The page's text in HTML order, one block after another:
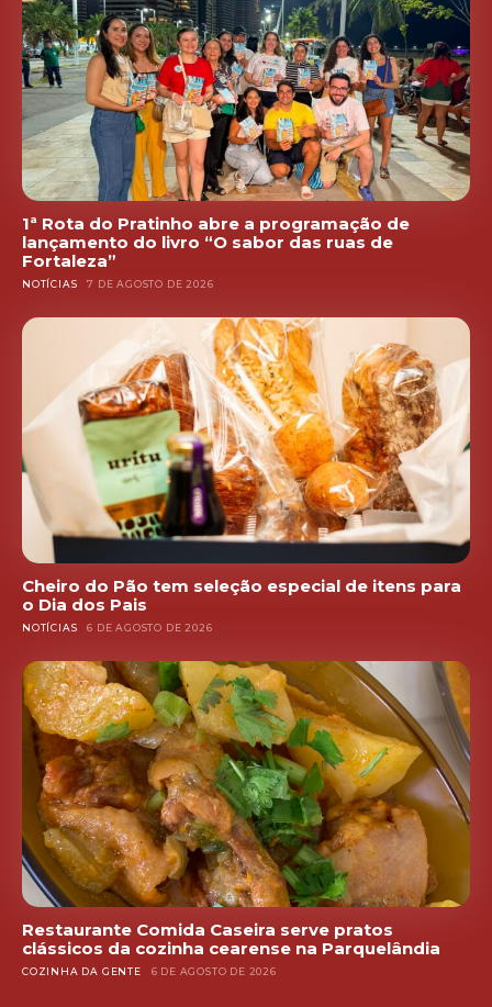
1ª Rota do Pratinho abre a programação de
lançamento do livro “O sabor das ruas de
Fortaleza”
NOTÍCIAS 7 DE AGOSTO DE 2026
Cheiro do Pão tem seleção especial de itens para
o Dia dos Pais
NOTÍCIAS 6 DE AGOSTO DE 2026
Restaurante Comida Caseira serve pratos
clássicos da cozinha cearense na Parquelândia
COZINHA DA GENTE 6 DE AGOSTO DE 2026